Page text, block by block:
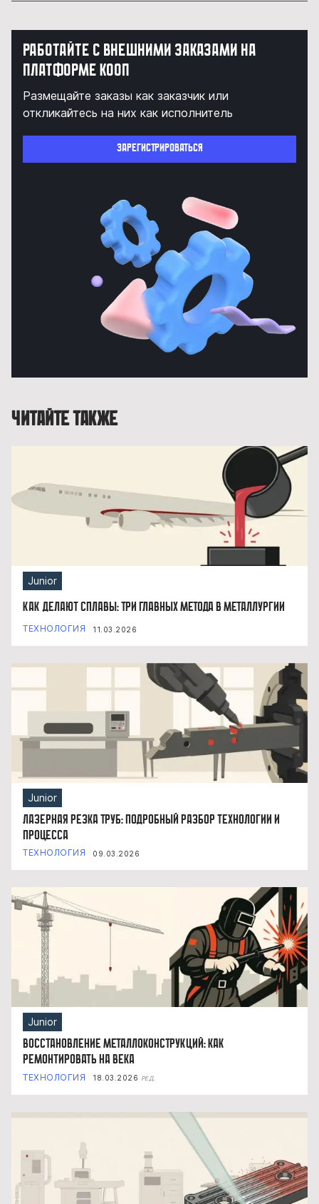
Работайте с внешними заказами на
платформе КООП
Размещайте заказы как заказчик или
откликайтесь на них как исполнитель
Зарегистрироваться
Читайте также
Junior
Как делают сплавы: три главных метода в металлургии
ТЕХНОЛОГИЯ 11.03.2026
Junior
Лазерная резка труб: подробный разбор технологии и
процесса
ТЕХНОЛОГИЯ 09.03.2026
Junior
Восстановление металлоконструкций: как
ремонтировать на века
ТЕХНОЛОГИЯ 18.03.2026 РЕД.